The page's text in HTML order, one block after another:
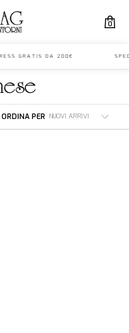
0
GRATIS DA 200€
ORDINA PER